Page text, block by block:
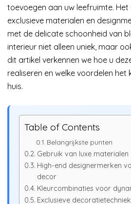
toevoegen aan uw leefruimte. Het
exclusieve materialen en
met de delicate schoonheid van
interieur niet alleen uniek, maar
dit artikel verkennen we hoe u
realiseren en welke voordelen het
huis.
Table of Contents
Belangrijkste punten
Gebruik van luxe materialen
High-end designermerken
decor
Kleurcombinaties voor
Exclusieve